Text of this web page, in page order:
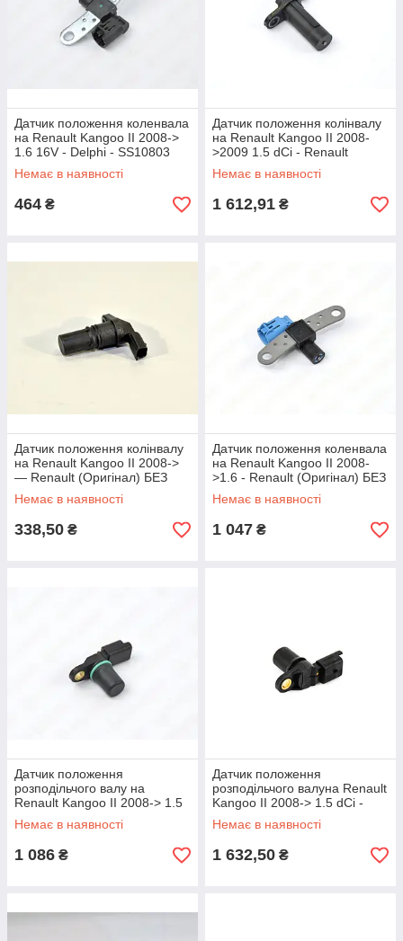
Датчик положення коленвала
на Renault Kangoo II 2008->
1.6 16V - Delphi - SS10803
Немає в наявності
464 ₴
Датчик положення колінвалу
на Renault Kangoo II 2008-
>2009 1.5 dCi - Renault
(Оригінал) - 8200434068
Немає в наявності
1 612,91 ₴
Датчик положення колінвалу
на Renault Kangoo II 2008->
— Renault (Оригінал) БЕЗ
УПАКОВКИ - 8200885209J
Немає в наявності
338,50 ₴
Датчик положення коленвала
на Renault Kangoo II 2008-
>1.6 - Renault (Оригінал) БЕЗ
УПАКОВКИ - 8200643171J
Немає в наявності
1 047 ₴
Датчик положення
розподільчого валу на
Renault Kangoo II 2008-> 1.5
dCi - Delphi (Великобританія)
- SS11005
Немає в наявності
1 086 ₴
Датчик положення
розподільчого валуна Renault
Kangoo II 2008-> 1.5 dCi -
Valeo - VAL255003
Немає в наявності
1 632,50 ₴